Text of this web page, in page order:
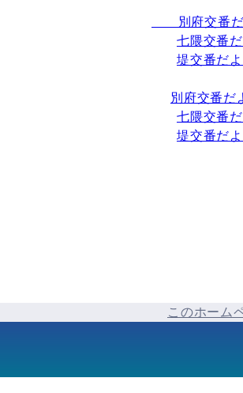
別府交番だ
七隈交番
堤交番だ
別府交番だ
七隈交番
堤交番だ
このホーム